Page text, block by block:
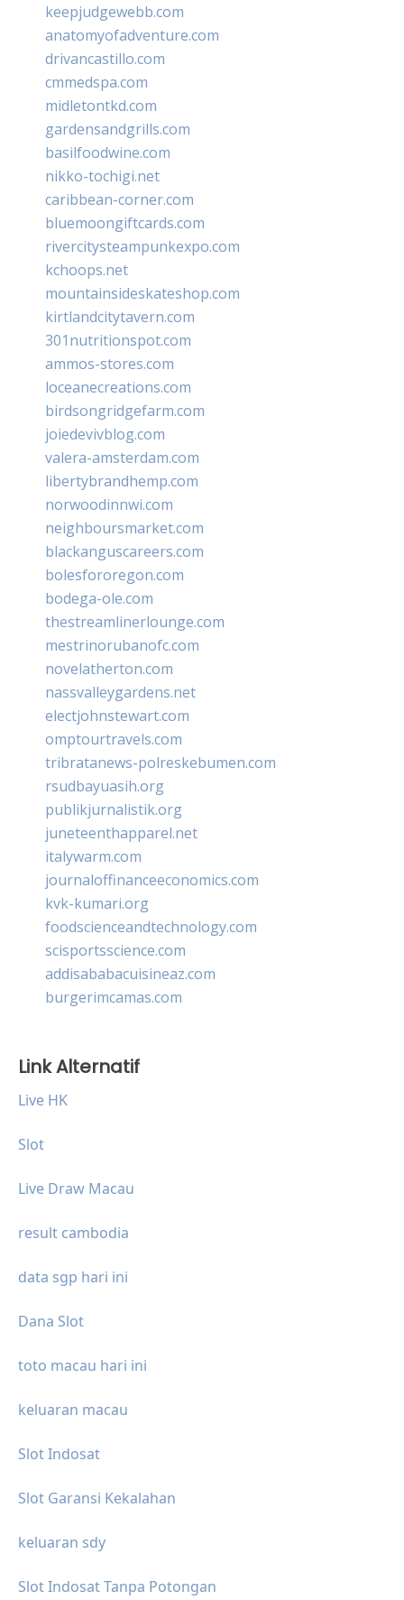
keepjudgewebb.com
anatomyofadventure.com
drivancastillo.com
cmmedspa.com
midletontkd.com
gardensandgrills.com
basilfoodwine.com
nikko-tochigi.net
caribbean-corner.com
bluemoongiftcards.com
rivercitysteampunkexpo.com
kchoops.net
mountainsideskateshop.com
kirtlandcitytavern.com
301nutritionspot.com
ammos-stores.com
loceanecreations.com
birdsongridgefarm.com
joiedevivblog.com
valera-amsterdam.com
libertybrandhemp.com
norwoodinnwi.com
neighboursmarket.com
blackanguscareers.com
bolesfororegon.com
bodega-ole.com
thestreamlinerlounge.com
mestrinorubanofc.com
novelatherton.com
nassvalleygardens.net
electjohnstewart.com
omptourtravels.com
tribratanews-polreskebumen.com
rsudbayuasih.org
publikjurnalistik.org
juneteenthapparel.net
italywarm.com
journaloffinanceeconomics.com
kvk-kumari.org
foodscienceandtechnology.com
scisportsscience.com
addisababacuisineaz.com
burgerimcamas.com
Link Alternatif
Live HK
Slot
Live Draw Macau
result cambodia
data sgp hari ini
Dana Slot
toto macau hari ini
keluaran macau
Slot Indosat
Slot Garansi Kekalahan
keluaran sdy
Slot Indosat Tanpa Potongan